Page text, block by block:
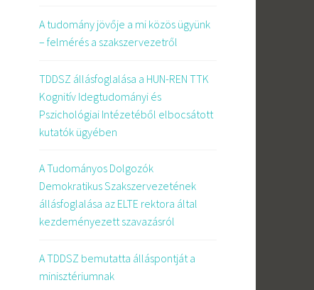
A tudomány jövője a mi közös ügyünk
– felmérés a szakszervezetről
TDDSZ állásfoglalása a HUN-REN TTK
Kognitív Idegtudományi és
Pszichológiai Intézetéből elbocsátott
kutatók ügyében
A Tudományos Dolgozók
Demokratikus Szakszervezetének
állásfoglalása az ELTE rektora által
kezdeményezett szavazásról
A TDDSZ bemutatta álláspontját a
minisztériumnak